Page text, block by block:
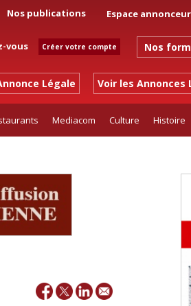
Nos publications Espace
vous Créer votre compte Nos
Légale Voir les Annonces
Mediacom Culture Histoire